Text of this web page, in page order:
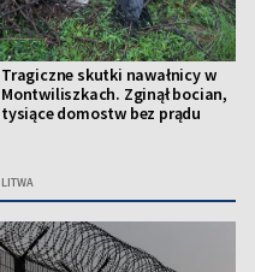
Tragiczne skutki nawałnicy w
Montwiliszkach. Zginął bocian,
tysiące domostw bez prądu
LITWA